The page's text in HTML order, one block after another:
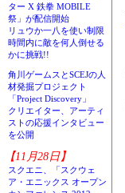
ター X 鉄拳 MOBILE
祭」が配信開始
リュウか一八を使い制限
時間内に敵を何人倒せる
かに挑戦!!
角川ゲームスとSCEJの人
材発掘プロジェクト
「Project Discovery」
クリエイター、アーティ
ストの応援インタビュー
を公開
【11月28日】
スクエニ、「スクウェ
ア・エニックス オープン